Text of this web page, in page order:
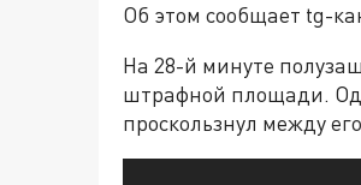
Об этом сообщает tg-
На 28-й минуте
штрафной площади.
проскользнул между